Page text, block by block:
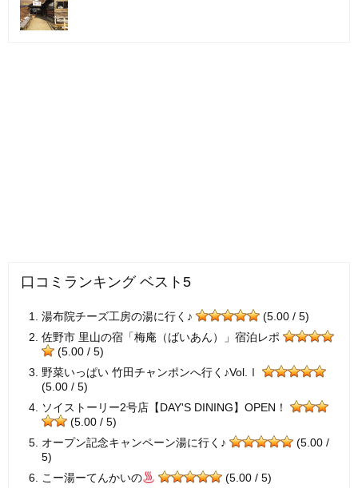
口コミランキング ベスト5
湯布院チーズ工房の湯に行く♪
(5.00 / 5)
佐野市 里山の宿「梅庵（ばいあん）」宿泊レポ
(5.00 / 5)
野菜いっぱい 竹田チャンポンへ行く♪Vol.Ⅰ
(5.00 / 5)
ソイストーリー2号店【DAY'S DINING】OPEN！
(5.00 / 5)
オープン記念キャンペーン湯に行く♪
(5.00 /
5)
こー湯ーてんかいの
(5.00 / 5)